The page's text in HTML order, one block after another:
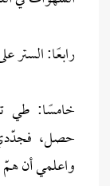
رابعًا: الستر
خامسًا: طي
حصل، فجدّدي
واعلمي أن همّ